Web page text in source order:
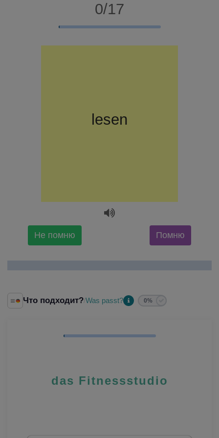
0/17
lesen
читать
Не помню Помню
Что подходит?/Was passt? 0%
das Fitnessstudio